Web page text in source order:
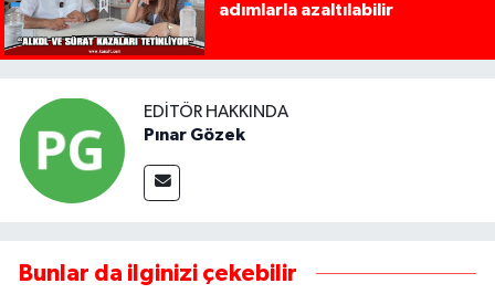
adımlarla azaltılabilir
EDITÖR HAKKINDA
Pınar Gözek
Bunlar da ilginizi çekebilir